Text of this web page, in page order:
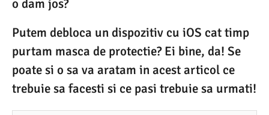
.
0
.
2
o dam jos?
Putem debloca un dispozitiv cu iOS cat timp
purtam masca de protectie? Ei bine, da! Se
poate si o sa va aratam in acest articol ce
trebuie sa facesti si ce pasi trebuie sa urmati!